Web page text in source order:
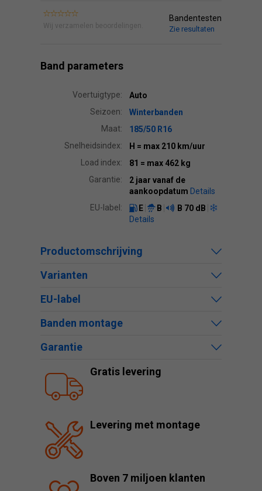
Wij verzamelen beoordelingen.
Bandentesten
Zie resultaten
Band parameters
Voertuigtype:
Auto
Seizoen:
Winterbanden
Maat:
185/50 R16
Snelheidsindex:
H = max 210 km/uur
Load index:
81 = max 462 kg
Garantie:
2 jaar vanaf de
aankoopdatum Details
EU-label:
E B B 70 dB
Details
Productomschrijving
Varianten
EU-label
Banden montage
Garantie
Gratis levering
Levering met montage
Boven 7 miljoen klanten